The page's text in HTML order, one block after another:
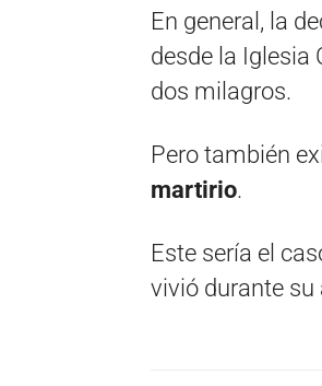
En general, la
desde la Iglesia
dos milagros.
Pero también
martirio.
Este sería el
vivió durante su